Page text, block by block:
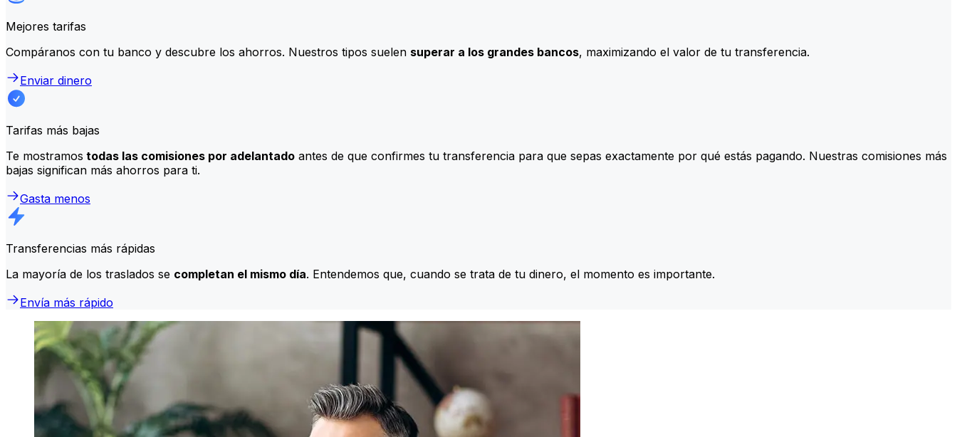
Mejores tarifas
Compáranos con tu banco y descubre los ahorros. Nuestros tipos suelen superar a los grandes bancos, maximizando el valor de tu transferencia.
Enviar dinero
Tarifas más bajas
Te mostramos todas las comisiones por adelantado antes de que confirmes tu transferencia para que sepas exactamente por qué estás pagando. Nuestras comisiones más
bajas significan más ahorros para ti.
Gasta menos
Transferencias más rápidas
La mayoría de los traslados se completan el mismo día. Entendemos que, cuando se trata de tu dinero, el momento es importante.
Envía más rápido